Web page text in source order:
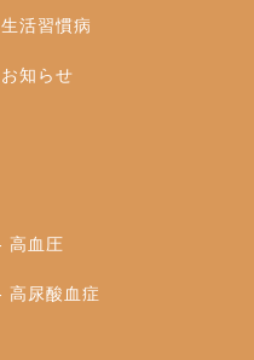
生活習慣病
お知らせ
高血圧
高尿酸血症